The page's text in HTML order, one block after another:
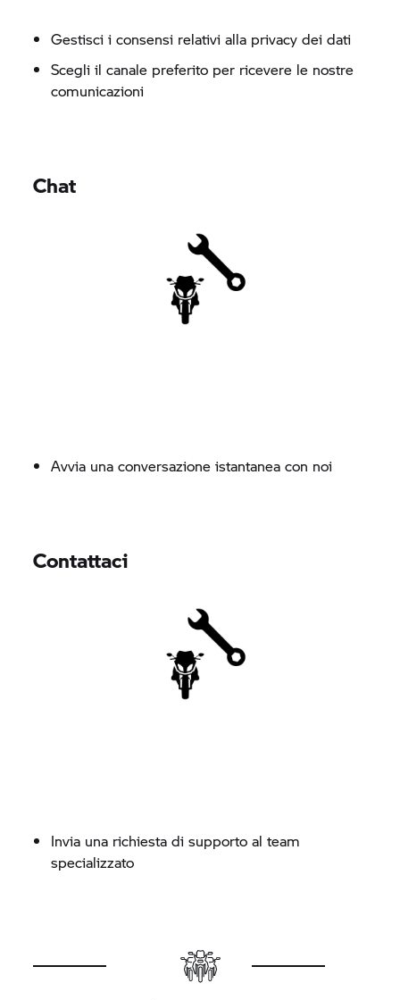
Gestisci i consensi relativi alla privacy dei dati
Scegli il canale preferito per ricevere le nostre
comunicazioni
Chat
Avvia una conversazione istantanea con noi
Contattaci
Invia una richiesta di supporto al team
specializzato